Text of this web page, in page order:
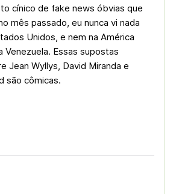
cínico de fake news óbvias que
mês passado, eu nunca vi nada
Unidos, e nem na América
Venezuela. Essas supostas
Jean Wyllys, David Miranda e
são cômicas.